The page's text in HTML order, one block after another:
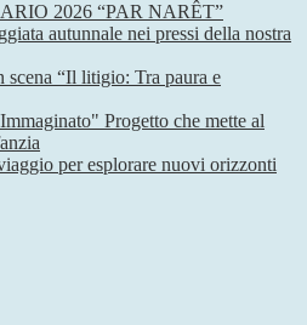
2026 “PAR NARÊT”
autunnale nei pressi della nostra
scena “Il litigio: Tra paura e
Progetto che mette al
per esplorare nuovi orizzonti